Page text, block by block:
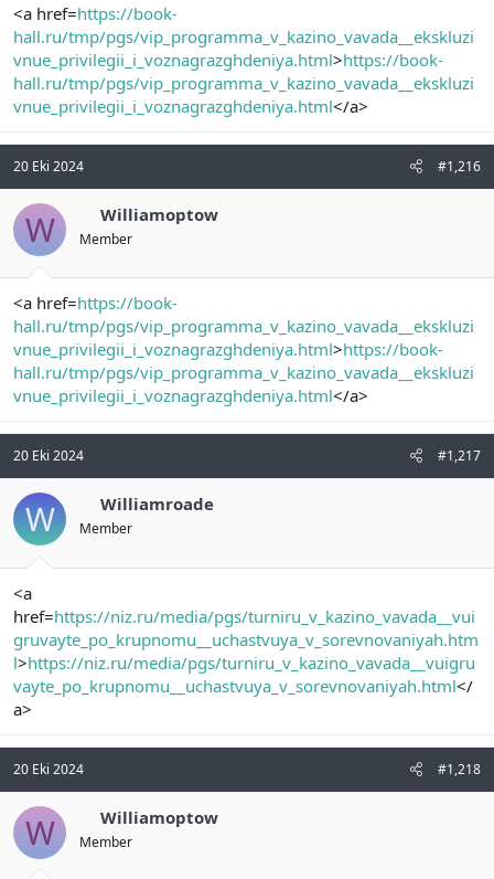
<a href=https://book-
hall.ru/tmp/pgs/vip_programma_v_kazino_vavada__ekskluzi
vnue_privilegii_i_voznagrazghdeniya.html>https://book-
hall.ru/tmp/pgs/vip_programma_v_kazino_vavada__ekskluzi
vnue_privilegii_i_voznagrazghdeniya.html</a>
20 Eki 2024 #1,216
W Williamoptow
Member
<a href=https://book-
hall.ru/tmp/pgs/vip_programma_v_kazino_vavada__ekskluzi
vnue_privilegii_i_voznagrazghdeniya.html>https://book-
hall.ru/tmp/pgs/vip_programma_v_kazino_vavada__ekskluzi
vnue_privilegii_i_voznagrazghdeniya.html</a>
20 Eki 2024 #1,217
W Williamroade
Member
<a
href=https://niz.ru/media/pgs/turniru_v_kazino_vavada__vui
gruvayte_po_krupnomu__uchastvuya_v_sorevnovaniyah.htm
l>https://niz.ru/media/pgs/turniru_v_kazino_vavada__vuigru
vayte_po_krupnomu__uchastvuya_v_sorevnovaniyah.html</
a>
20 Eki 2024 #1,218
W Williamoptow
Member